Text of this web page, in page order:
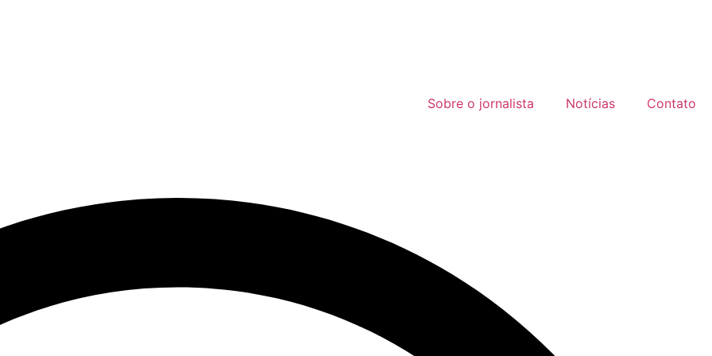
Sobre o jornalista Notícias Contato